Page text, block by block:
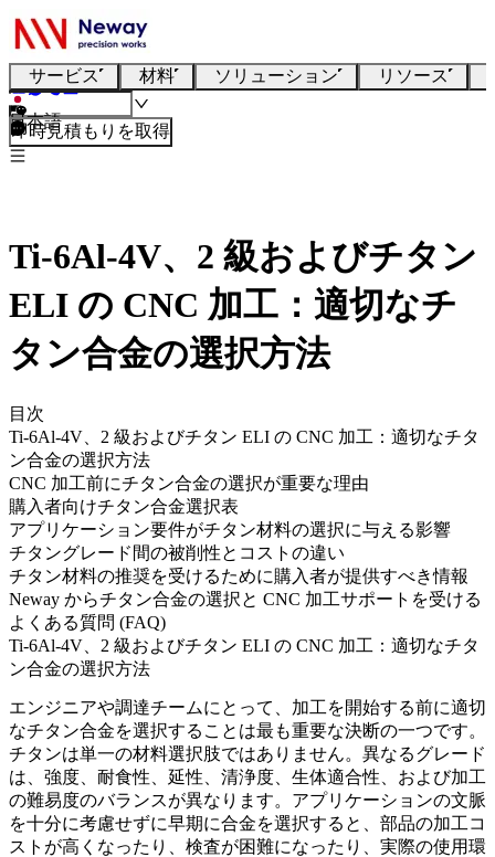
サービス 材料 ソリューション リソース
日本語
即時見積もりを取得
Ti-6Al-4V、2 級およびチタン
ELI の CNC 加工：適切なチ
タン合金の選択方法
目次
Ti-6Al-4V、2 級およびチタン ELI の CNC 加工：適切なチタ
ン合金の選択方法
CNC 加工前にチタン合金の選択が重要な理由
購入者向けチタン合金選択表
アプリケーション要件がチタン材料の選択に与える影響
チタングレード間の被削性とコストの違い
チタン材料の推奨を受けるために購入者が提供すべき情報
Neway からチタン合金の選択と CNC 加工サポートを受ける
よくある質問 (FAQ)
Ti-6Al-4V、2 級およびチタン ELI の CNC 加工：適切なチタ
ン合金の選択方法
エンジニアや調達チームにとって、加工を開始する前に適切
なチタン合金を選択することは最も重要な決断の一つです。
チタンは単一の材料選択肢ではありません。異なるグレード
は、強度、耐食性、延性、清浄度、生体適合性、および加工
の難易度のバランスが異なります。アプリケーションの文脈
を十分に考慮せずに早期に合金を選択すると、部品の加工コ
ストが高くなったり、検査が困難になったり、実際の使用環